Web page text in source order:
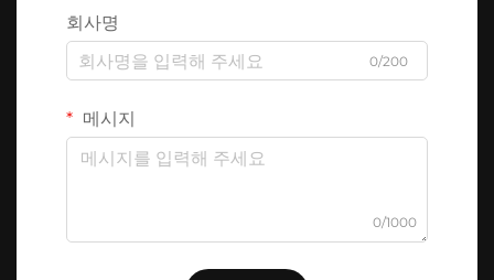
회사명
0/200
메시지
0/1000